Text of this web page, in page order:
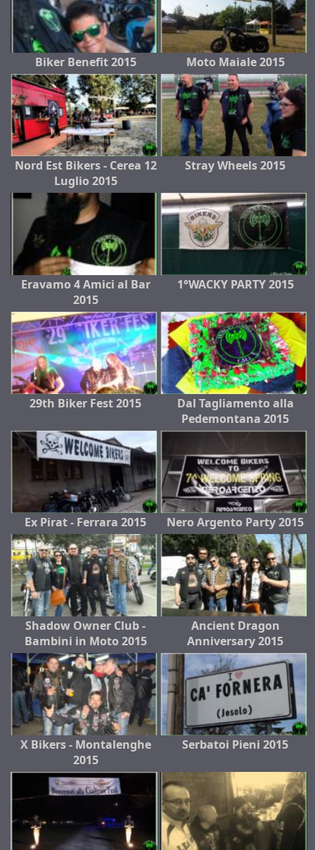
Biker Benefit 2015 Moto Maiale 2015
Nord Est Bikers - Cerea 12
Luglio 2015
Stray Wheels 2015
Eravamo 4 Amici al Bar
2015
1°WACKY PARTY 2015
29th Biker Fest 2015
Dal Tagliamento alla
Pedemontana 2015
Ex Pirat - Ferrara 2015 Nero Argento Party 2015
Shadow Owner Club -
Bambini in Moto 2015
Ancient Dragon
Anniversary 2015
X Bikers - Montalenghe
2015
Serbatoi Pieni 2015